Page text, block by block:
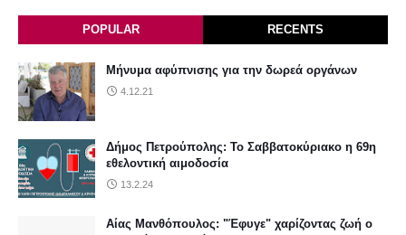
POPULAR RECENTS
Μήνυμα αφύπνισης για την δωρεά οργάνων
4.12.21
Δήμος Πετρούπολης: Το Σαββατοκύριακο η 69η
εθελοντική αιμοδοσία
13.2.24
Αίας Μανθόπουλος: "Έφυγε" χαρίζοντας ζωή ο